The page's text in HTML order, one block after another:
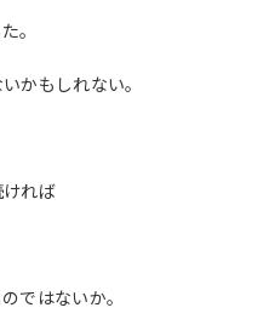
。
かもしれない。
れば
ではないか。